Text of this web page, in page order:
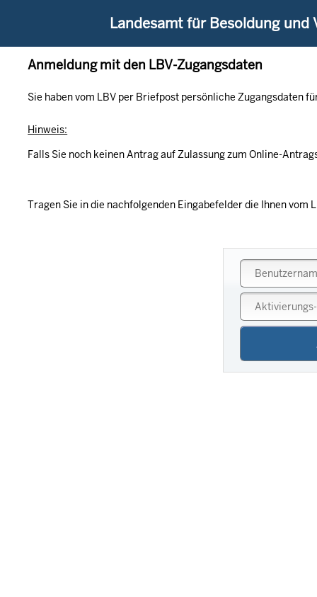
Landesamt für Besoldung und
Anmeldung mit den LBV-Zugangsdaten
Sie haben vom LBV per Briefpost persönliche Zugangsdaten
Hinweis:
Falls Sie noch keinen Antrag auf Zulassung zum Online-
Tragen Sie in die nachfolgenden Eingabefelder die Ihnen vom